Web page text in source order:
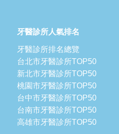
牙醫診所人氣排名
牙醫診所排名總覽
台北市牙醫診所TOP50
新北市牙醫診所TOP50
桃園市牙醫診所TOP50
台中市牙醫診所TOP50
台南市牙醫診所TOP50
高雄市牙醫診所TOP50